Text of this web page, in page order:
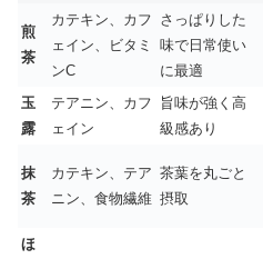
煎
茶
カテキン、カフ
ェイン、ビタミ
ンC
さっぱりした
味で日常使い
に最適
玉
露
テアニン、カフ
ェイン
旨味が強く高
級感あり
抹
茶
カテキン、テア
ニン、食物繊維
茶葉を丸ごと
摂取
ほ